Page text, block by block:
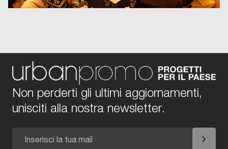
Non perderti gli ultimi aggiornamenti,
unisciti alla nostra newsletter.
chevron_right